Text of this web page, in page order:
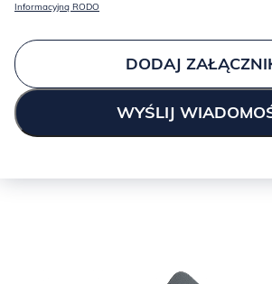
GOLD:
Informacyjną RODO
DODAJ